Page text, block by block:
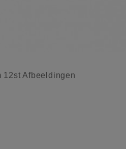
12st Afbeeldingen